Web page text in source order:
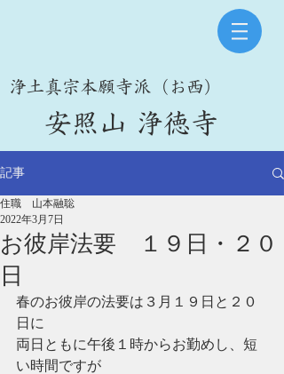
​浄土真宗本願寺派（お西）
​安照山 浄徳寺
記事
お彼岸法要 １９日・２０
日
住職 山本融聡
2022年3月7日
春のお彼岸の法要は３月１９日と２０
日に
両日ともに午後１時からお勤めし、短
い時間ですが